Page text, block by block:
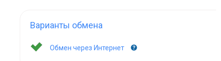
Варианты обмена
Обмен через Интернет